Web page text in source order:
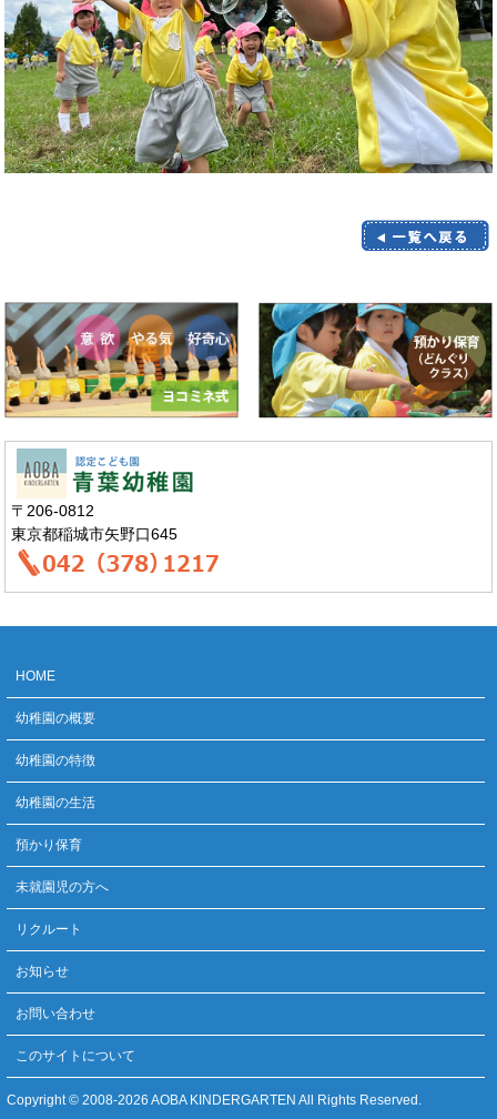
〒206-0812
東京都稲城市矢野口645
HOME
幼稚園の概要
幼稚園の特徴
幼稚園の生活
預かり保育
未就園児の方へ
リクルート
お知らせ
お問い合わせ
このサイトについて
Copyright © 2008-2026 AOBA KINDERGARTEN All Rights Reserved.